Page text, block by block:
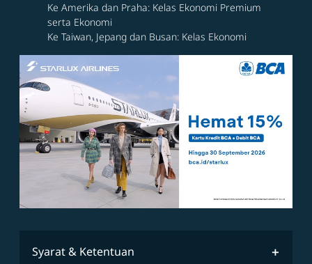
Ke Amerika dan Praha: Kelas Ekonomi Premium
serta Ekonomi
Ke Taiwan, Jepang dan Busan: Kelas Ekonomi
Syarat & Ketentuan